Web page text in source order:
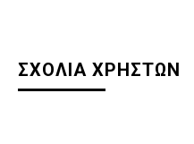
ΣΧΟΛΙΑ ΧΡΗΣΤΩΝ